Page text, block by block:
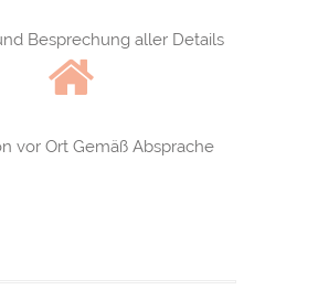
Besprechung aller Details
vor Ort Gemäß Absprache